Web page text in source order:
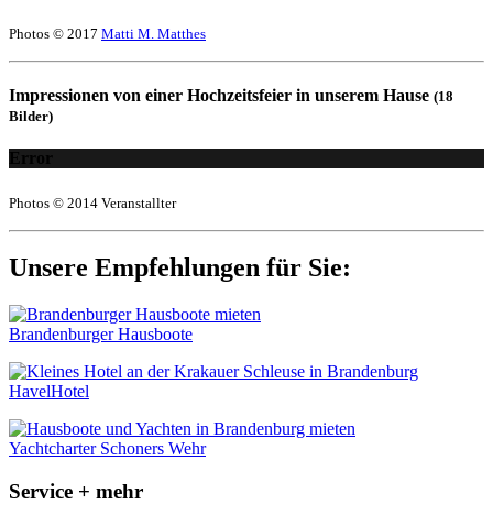
Photos © 2017 Matti M. Matthes
Impressionen von einer Hochzeitsfeier in unserem Hause (18
Bilder)
Error
Photos © 2014 Veranstallter
Unsere Empfehlungen für Sie:
Brandenburger Hausboote
HavelHotel
Yachtcharter Schoners Wehr
Service + mehr